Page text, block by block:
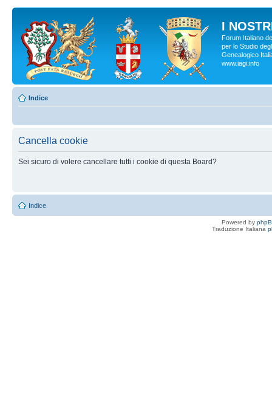
I
Forum Italiano
per lo Studio
Genealogico
www.iagi.info
Indice
Cancella cookie
Sei sicuro di volere cancellare tutti i cookie di questa Board?
Indice
Powered by
Traduzione Italiana